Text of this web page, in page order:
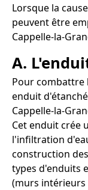
Lorsque la
peuvent être
Cappelle-la-
A.
Pour combattre
enduit
Cappelle-la-
Cet enduit crée
l'infiltration
construction
types d'enduits
(murs intérieurs